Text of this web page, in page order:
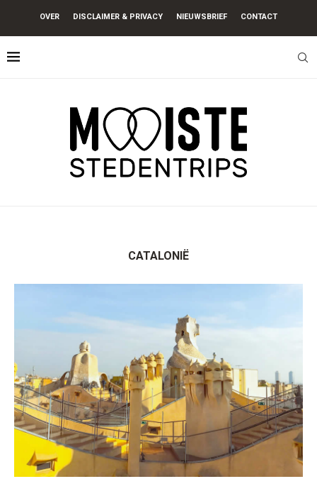
OVER DISCLAIMER & PRIVACY NIEUWSBRIEF CONTACT
CATALONIË